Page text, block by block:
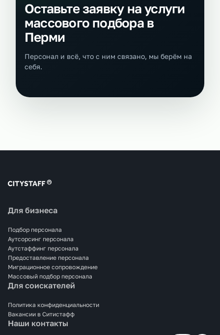
Оставьте заявку на услуги
массового подбора в
Перми
Персонал и всё, что с ним связано, мы берём на
себя.
Наши контакты
Для бизнеса
Подбор персонала
Аутсорсинг персонала
Аутстаффинг персонала
Предоставление персонала
Миграционное сопровождение
Массовый подбор персонала
Для соискателей
Политика конфиденциальности
Вакансии в Ситистафф